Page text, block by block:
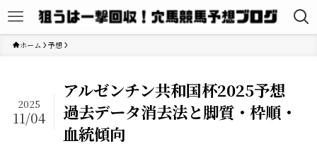
ホーム 予想
アルゼンチン共和国杯2025予想
過去データ消去法と脚質・枠順・
血統傾向
2025
11/04